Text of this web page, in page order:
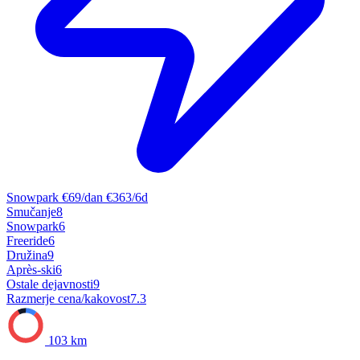
Snowpark €69/dan €363/6d
Smučanje8
Snowpark6
Freeride6
Družina9
Après-ski6
Ostale dejavnosti9
Razmerje cena/kakovost7.3
103 km